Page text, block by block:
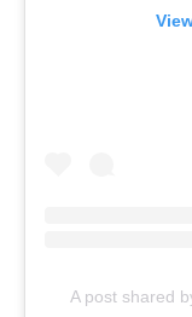
A post shared